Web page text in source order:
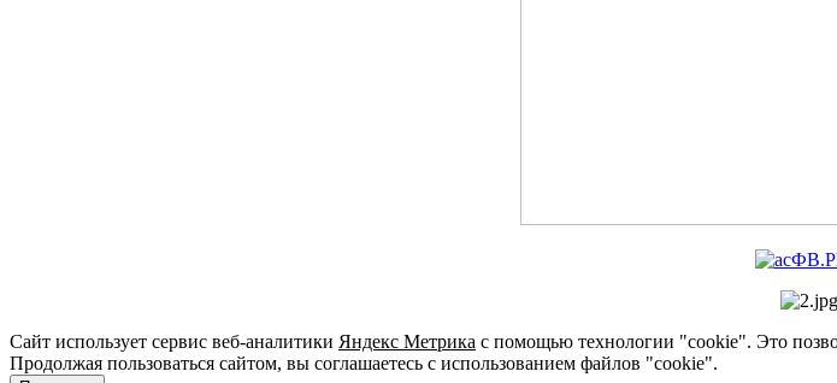
Сайт использует сервис веб-аналитики Яндекс Метрика с помощью технологии "cookie". Это
Продолжая пользоваться сайтом, вы соглашаетесь с использованием файлов "cookie".